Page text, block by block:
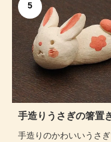
5
手造りうさぎの箸置
手造りのかわいいうさ